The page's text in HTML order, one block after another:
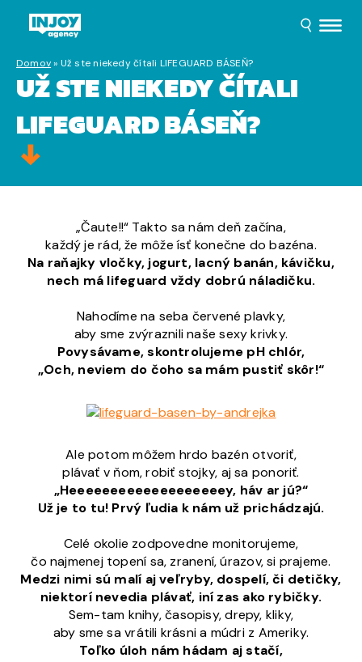
Domov» Už ste niekedy čítali LIFEGUARD BÁSEŇ?
UŽ STE NIEKEDY ČÍTALI
LIFEGUARD BÁSEŇ?
„Čaute!!“ Takto sa nám deň začína,
každý je rád, že môže ísť konečne do bazéna.
Na raňajky vločky, jogurt, lacný banán, kávičku,
nech má lifeguard vždy dobrú náladičku.
Nahodíme na seba červené plavky,
aby sme zvýraznili naše sexy krivky.
Povysávame, skontrolujeme pH chlór,
„Och, neviem do čoho sa mám pustiť skôr!“
Ale potom môžem hrdo bazén otvoriť,
plávať v ňom, robiť stojky, aj sa ponoriť.
„Heeeeeeeeeeeeeeeeeeey, háv ar jú?“
Už je to tu! Prvý ľudia k nám už prichádzajú.
Celé okolie zodpovedne monitorujeme,
čo najmenej topení sa, zranení, úrazov, si prajeme.
Medzi nimi sú malí aj veľryby, dospelí, či detičky,
niektorí nevedia plávať, iní zas ako rybičky.
Sem-tam knihy, časopisy, drepy, kliky,
aby sme sa vrátili krásni a múdri z Ameriky.
Toľko úloh nám hádam aj stačí,